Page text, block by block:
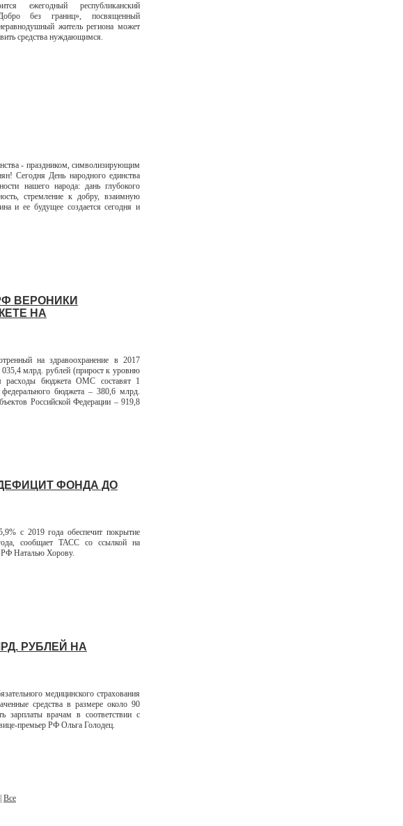
ежегодный республиканский
без границ», посвященный
житель региона может
средства нуждающимся.
- праздником, символизирующим
Сегодня День народного единства
нашего народа: дань глубокого
стремление к добру, взаимную
и ее будущее создается сегодня и
ВЕРОНИКИ
НА
на здравоохранение в 2017
035,4 млрд. рублей (прирост к уровню
расходы бюджета ОМС составят 1
бюджета – 380,6 млрд.
Российской Федерации – 919,8
ФОНДА ДО
с 2019 года обеспечит покрытие
сообщает ТАСС со ссылкой на
РФ Наталью Хорову.
РУБЛЕЙ НА
медицинского страхования
средства в размере около 90
зарплаты врачам в соответствии с
премьер РФ Ольга Голодец.
Все